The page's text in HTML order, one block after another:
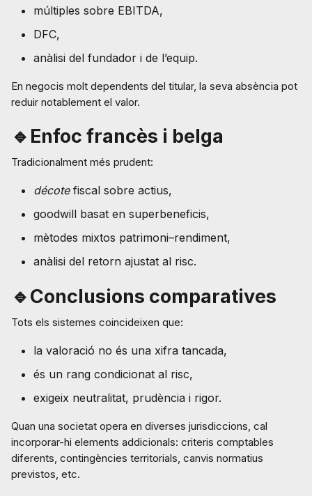
múltiples sobre EBITDA,
DFC,
anàlisi del fundador i de l’equip.
En negocis molt dependents del titular, la seva absència pot
reduir notablement el valor.
🔹Enfoc francès i belga
Tradicionalment més prudent:
décotefiscal sobre actius,
goodwill basat en superbeneficis,
mètodes mixtos patrimoni–rendiment,
anàlisi del retorn ajustat al risc.
🔹Conclusions comparatives
Tots els sistemes coincideixen que:
la valoració no és una xifra tancada,
és un rang condicionat al risc,
exigeix neutralitat, prudència i rigor.
Quan una societat opera en diverses jurisdiccions, cal
incorporar-hi elements addicionals: criteris comptables
diferents, contingències territorials, canvis normatius
previstos, etc.